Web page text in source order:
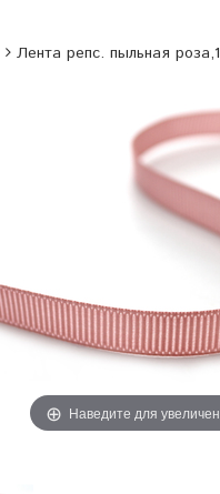
Лента репс. пыльная
Наведите для